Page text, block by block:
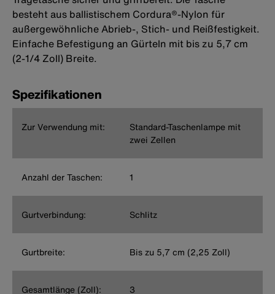
besteht aus ballistischem Cordura®-Nylon für
außergewöhnliche Abrieb-, Stich- und Reißfestigkeit.
Einfache Befestigung an Gürteln mit bis zu 5,7 cm
(2-1/4 Zoll) Breite.
Spezifikationen
Zur Verwendung mit:
Standard-Taschenlampe mit
zwei Zellen
Anzahl der Taschen: 1
Gurtverbindung: Schlitz
Gurtbreite: Bis zu 5,7 cm (2,25 Zoll)
Gesamtlänge (Zoll): 3